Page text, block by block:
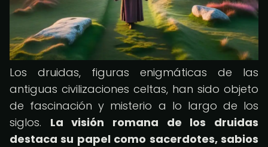
Los druidas, figuras enigmáticas de las
antiguas civilizaciones celtas, han sido objeto
de fascinación y misterio a lo largo de los
siglos. La visión romana de los druidas
destaca su papel como sacerdotes, sabios